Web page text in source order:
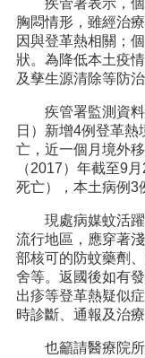
疾管署表示，個
胸悶情形，雖經治
因與登革熱相關；
狀。為降低本土疫
及孳生源清除等防治
疾管署監測資料
日）新增4例登革
亡，近一個月境外
（2017）年截至9
死亡），本土病例3
現處病媒蚊活躍
流行地區，應穿著
部核可的防蚊藥劑
舍等。返國後如有
出疹等登革熱疑似
時診斷、通報及治療
也籲請醫療院所